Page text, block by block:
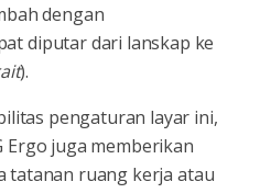
dengan
diputar dari lanskap ke
).
pengaturan layar ini,
Ergo juga memberikan
tatanan ruang kerja atau